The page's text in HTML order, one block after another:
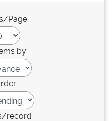
Page
by
record